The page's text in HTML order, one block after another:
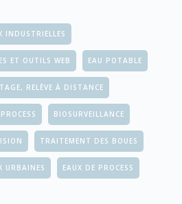
INDUSTRIELLES
ET OUTILS WEB EAU POTABLE
RELÈVE À DISTANCE
BIOSURVEILLANCE
TRAITEMENT DES BOUES
URBAINES EAUX DE PROCESS